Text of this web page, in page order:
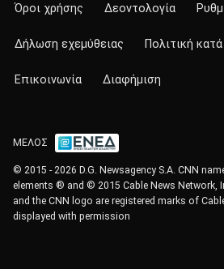
Όροι χρήσης Δεοντολογία
Δήλωση εχεμύθειας Πολιτική
Επικοινωνία Διαφήμιση
ΜΕΛΟΣ
© 2015 - 2026 D.G. Newsagency S.A. CNN
elements ® and © 2015 Cable News Network,
and the CNN logo are registered marks of
displayed with permission